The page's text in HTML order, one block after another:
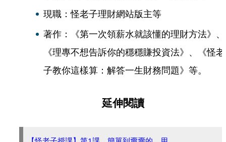
現職：怪老子理財網站版主等
著作：《第一次領薪水就該懂的理財方法》、
《理專不想告訴你的穩穩賺投資法》、《怪老
子教你這樣算：解答一生財務問題》等。
延伸閱讀